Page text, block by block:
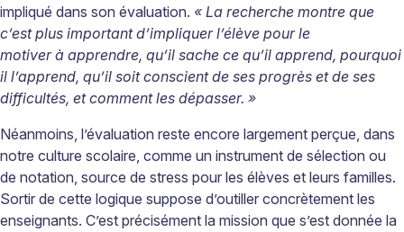
impliqué dans son évaluation. « La recherche montre que
c’est plus important d’impliquer l’élève pour le
motiver à apprendre, qu’il sache ce qu’il apprend, pourquoi
il l’apprend, qu’il soit conscient de ses progrès et de ses
difficultés, et comment les dépasser. »
Néanmoins, l’évaluation reste encore largement perçue, dans
notre culture scolaire, comme un instrument de sélection ou
de notation, source de stress pour les élèves et leurs familles.
Sortir de cette logique suppose d’outiller concrètement les
enseignants. C’est précisément la mission que s’est donnée la